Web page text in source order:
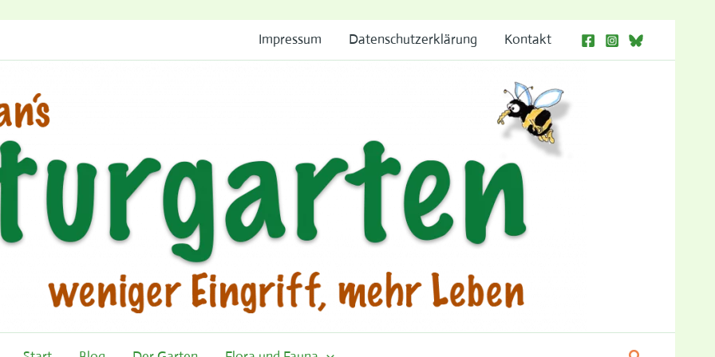
Impressum Datenschutzerklärung Kontakt